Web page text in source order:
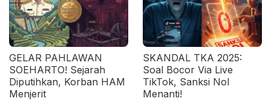
GELAR PAHLAWAN
SOEHARTO! Sejarah
Diputihkan, Korban HAM
Menjerit
SKANDAL TKA 2025:
Soal Bocor Via Live
TikTok, Sanksi Nol
Menanti!